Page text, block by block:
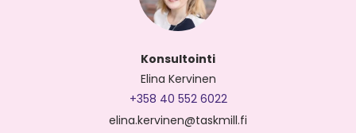
Konsultointi
Elina Kervinen
+358 40 552 6022
elina.kervinen@taskmill.fi